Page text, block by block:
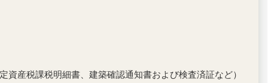
資産税課税明細書、建築確認通知書および検査済証など）